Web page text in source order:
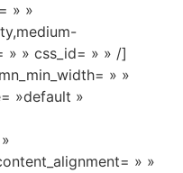
» »
» » css_id= » » /]
» »
»default »
» »